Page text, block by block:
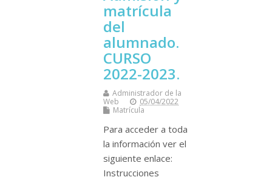
matrícula
del
alumnado.
CURSO
2022-2023.
Administrador de la
Web
05/04/2022
Matrícula
Para acceder a toda
la información ver el
siguiente enlace:
Instrucciones